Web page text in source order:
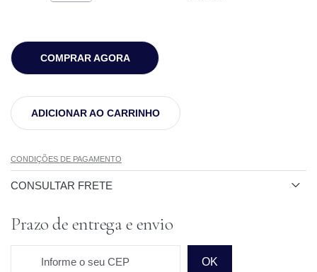
COMPRAR AGORA
ADICIONAR AO CARRINHO
CONDIÇÕES DE PAGAMENTO
CONSULTAR FRETE
Prazo de entrega e envio
Informe o seu CEP OK